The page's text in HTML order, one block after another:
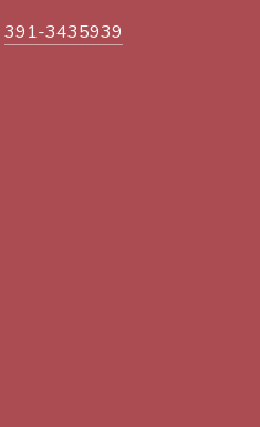
391-3435939